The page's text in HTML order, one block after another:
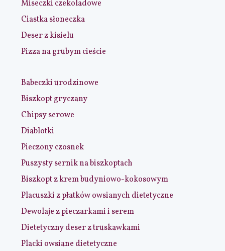
Miseczki czekoladowe
Ciastka słoneczka
Deser z kisielu
Pizza na grubym cieście
Babeczki urodzinowe
Biszkopt gryczany
Chipsy serowe
Diablotki
Pieczony czosnek
Puszysty sernik na biszkoptach
Biszkopt z krem budyniowo-kokosowym
Placuszki z płatków owsianych dietetyczne
Dewolaje z pieczarkami i serem
Dietetyczny deser z truskawkami
Placki owsiane dietetyczne